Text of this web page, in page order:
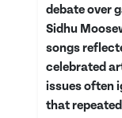
debate over
Sidhu
songs
celebrated
issues often
that